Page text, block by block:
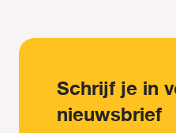
Schrijf je in
nieuwsbrief